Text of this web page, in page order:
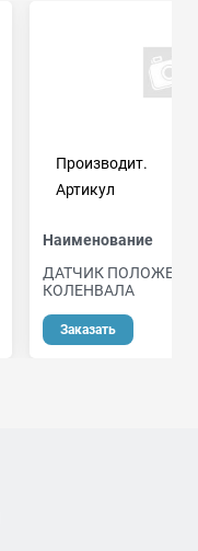
Производит.
Артикул
Наименование
ДАТЧИК
КОЛЕНВАЛА
Заказать